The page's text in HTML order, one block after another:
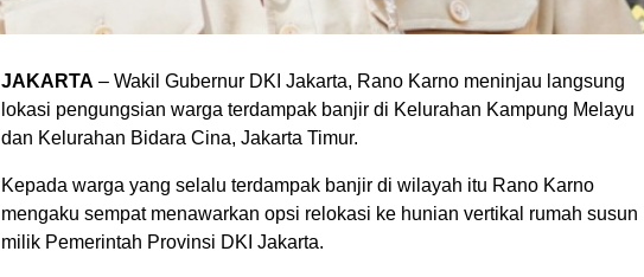
JAKARTA – Wakil Gubernur DKI Jakarta, Rano Karno meninjau langsung
lokasi pengungsian warga terdampak banjir di Kelurahan Kampung Melayu
dan Kelurahan Bidara Cina, Jakarta Timur.
Kepada warga yang selalu terdampak banjir di wilayah itu Rano Karno
mengaku sempat menawarkan opsi relokasi ke hunian vertikal rumah susun
milik Pemerintah Provinsi DKI Jakarta.